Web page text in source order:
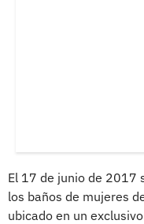
El 17 de junio de 2017
los baños de mujeres
ubicado en un